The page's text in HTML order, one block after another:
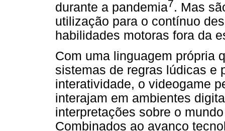
durante a pandemia7. Mas
utilização para o contínuo
habilidades motoras fora da
Com uma linguagem própria
sistemas de regras lúdicas e
interatividade, o videogame
interajam em ambientes
interpretações sobre o
Combinados ao avanço